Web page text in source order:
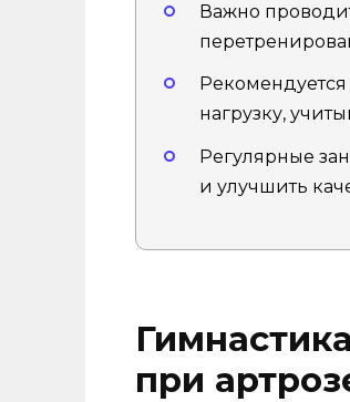
Важно
нагрузку,
Регулярные
и улучшить
при